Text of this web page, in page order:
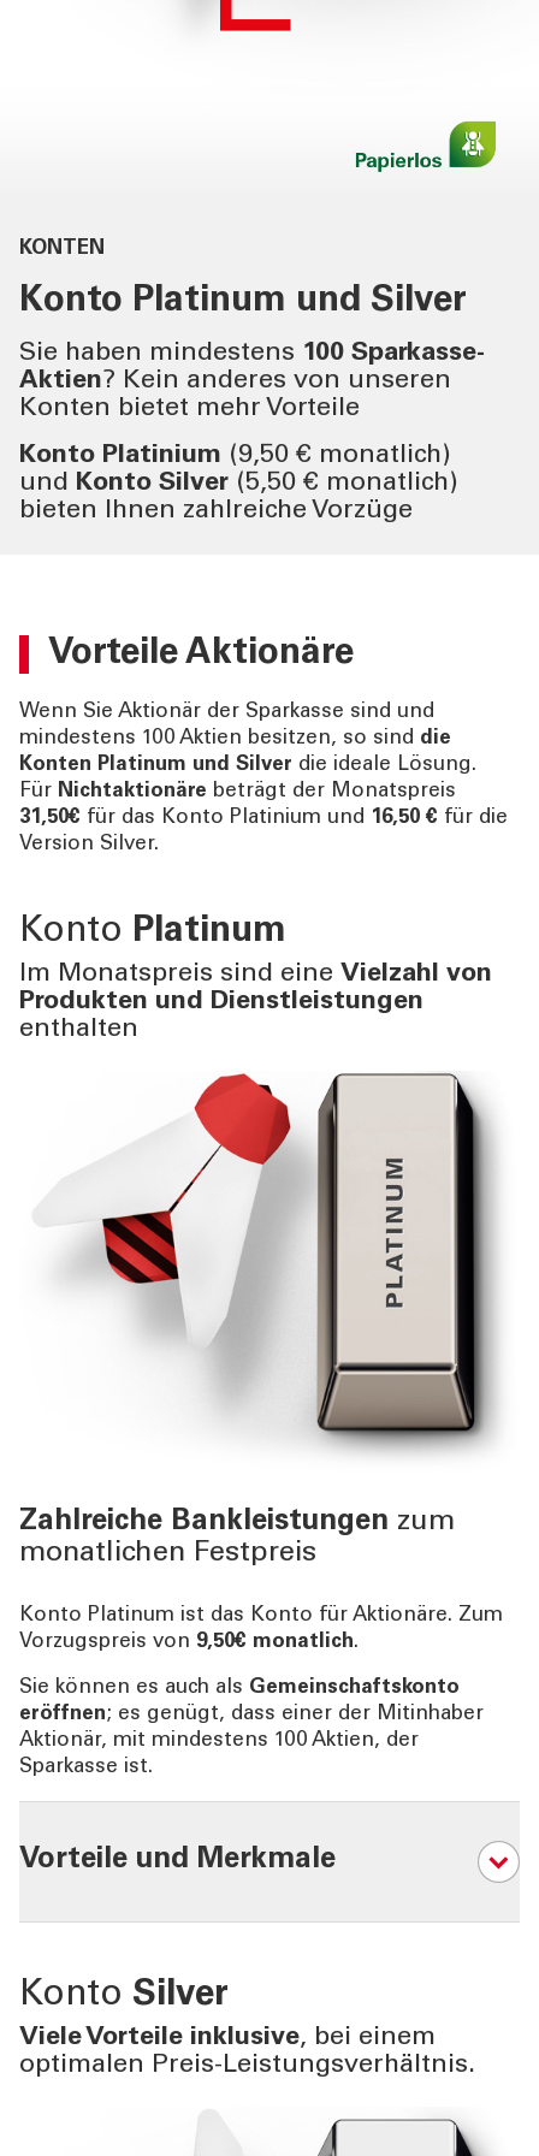
DIENSTLEISTUNGEN
MEHR ALS BANK
ÜBER UNS
TOOLS
AKTUELLES
KONTEN
Konto Platinum und Silver
Sie haben mindestens 100 Sparkasse-
Aktien ? Kein anderes von unseren
Konten bietet mehr Vorteile
Konto Platinium (9,50 € monatlich)
und Konto Silver (5,50 € monatlich)
bieten Ihnen zahlreiche Vorzüge
Vorteile Aktionäre
Wenn Sie Aktionär der Sparkasse sind und
mindestens 100 Aktien besitzen, so sind die
Konten Platinum und Silver die ideale Lösung.
Für Nichtaktionäre beträgt der Monatspreis
31,50€ für das Konto Platinium und 16,50 € für die
Version Silver.
Konto Platinum
Im Monatspreis sind eine Vielzahl von
Produkten und Dienstleistungen
enthalten
Zahlreiche Bankleistungen zum
monatlichen Festpreis
Konto Platinum ist das Konto für Aktionäre. Zum
Vorzugspreis von 9,50€ monatlich.
Sie können es auch als Gemeinschaftskonto
eröffnen; es genügt, dass einer der Mitinhaber
Aktionär, mit mindestens 100 Aktien, der
Sparkasse ist.
Vorteile und Merkmale
Konto Silver
Viele Vorteile inklusive, bei einem
optimalen Preis-Leistungsverhältnis.